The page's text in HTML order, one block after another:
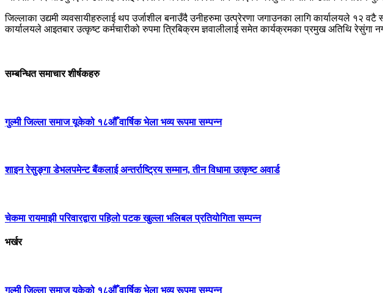
जिल्लाका उद्यमी व्यवसायीहरुलाई थप उर्जाशील बनाउँदै उनीहरुमा उत्प्रेरणा जगाउनका लागि कार्यालयले १२
कार्यालयले आइतबार उत्कृष्ट कर्मचारीको रुपमा त्रिबिक्रम ज्ञवालीलाई समेत कार्यक्रमका प्रमुख अतिथि रेसुंगा
सम्बन्धित समाचार शीर्षकहरु
गुल्मी जिल्ला समाज यूकेको १८औँ वार्षिक भेला भव्य रूपमा सम्पन्न
शाइन रेसुङ्गा डेभलपमेन्ट बैंकलाई अन्तर्राष्ट्रिय सम्मान, तीन विधामा उत्कृष्ट अवार्ड
चेकमा रायमाझी परिवारद्वारा पहिलो पटक खुल्ला भलिबल प्रतियोगिता सम्पन्न
भर्खर
गुल्मी जिल्ला समाज यूकेको १८औँ वार्षिक भेला भव्य रूपमा सम्पन्न